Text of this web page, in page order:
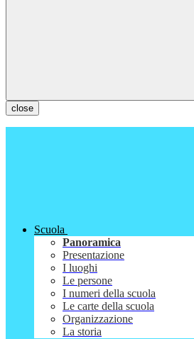
close
Scuola
Panoramica
Presentazione
I luoghi
Le persone
I numeri della scuola
Le carte della scuola
Organizzazione
La storia